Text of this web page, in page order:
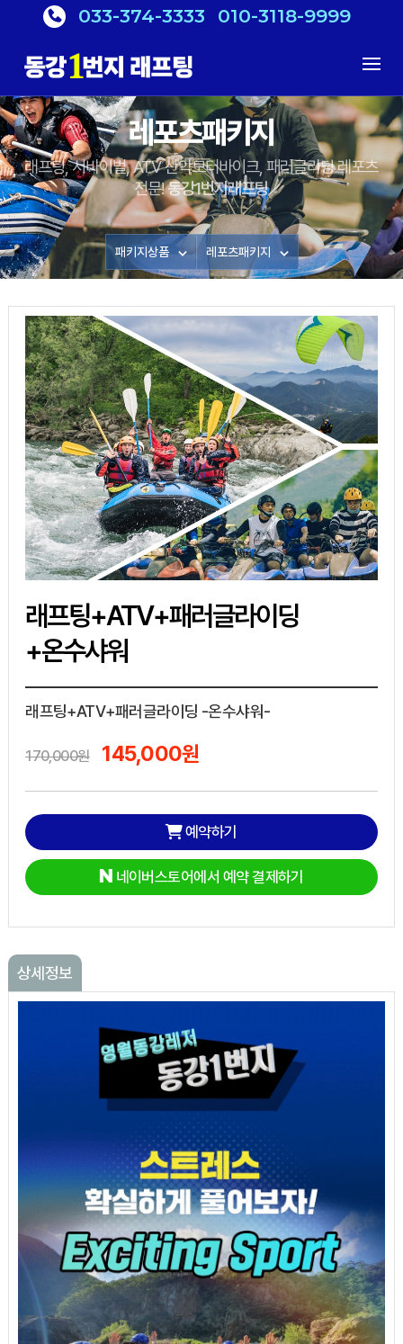
033-374-3333 010-3118-9999
레포츠패키지
래프팅, 서바이벌, ATV 산악모터바이크, 패러글라딩 레포츠
전문!동강1번지래프팅
패키지상품 레포츠패키지
래프팅+ATV+패러글라이딩
+온수샤워
래프팅+ATV+패러글라이딩 -온수샤워-
170,000원 145,000원
예약하기
네이버스토어에서 예약 결제하기
상세정보